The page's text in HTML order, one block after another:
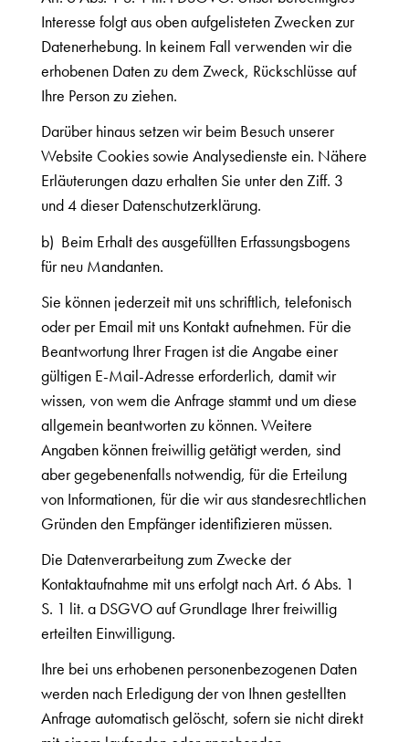
Interesse folgt aus oben aufgelisteten Zwecken zur
Datenerhebung. In keinem Fall verwenden wir die
erhobenen Daten zu dem Zweck, Rückschlüsse auf
Ihre Person zu ziehen.
Darüber hinaus setzen wir beim Besuch unserer
Website Cookies sowie Analysedienste ein. Nähere
Erläuterungen dazu erhalten Sie unter den Ziff. 3
und 4 dieser Datenschutzerklärung.
b) Beim Erhalt des ausgefüllten Erfassungsbogens
für neu Mandanten.
Sie können jederzeit mit uns schriftlich, telefonisch
oder per Email mit uns Kontakt aufnehmen. Für die
Beantwortung Ihrer Fragen ist die Angabe einer
gültigen E-Mail-Adresse erforderlich, damit wir
wissen, von wem die Anfrage stammt und um diese
allgemein beantworten zu können. Weitere
Angaben können freiwillig getätigt werden, sind
aber gegebenenfalls notwendig, für die Erteilung
von Informationen, für die wir aus standesrechtlichen
Gründen den Empfänger identifizieren müssen.
Die Datenverarbeitung zum Zwecke der
Kontaktaufnahme mit uns erfolgt nach Art. 6 Abs. 1
S. 1 lit. a DSGVO auf Grundlage Ihrer freiwillig
erteilten Einwilligung.
Ihre bei uns erhobenen personenbezogenen Daten
werden nach Erledigung der von Ihnen gestellten
Anfrage automatisch gelöscht, sofern sie nicht direkt